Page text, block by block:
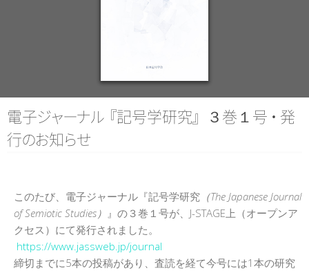
（2026/7/11・7/12）「パース
記号論のフロンティア」特設ペ
電子ジャーナル『記号学研究 』 ３巻１ 号・ 発
行のお知 らせ
このたび、電子ジャーナル『記号学研究 （The Japanese Journal
of Semiotic Studies） 』の３巻１号が、J-STAGE上（オープンア
クセス）にて発行されました。
https://www.jassweb.jp/journal
締切までに5本の投稿があり、査読を経て今号には1本の研究